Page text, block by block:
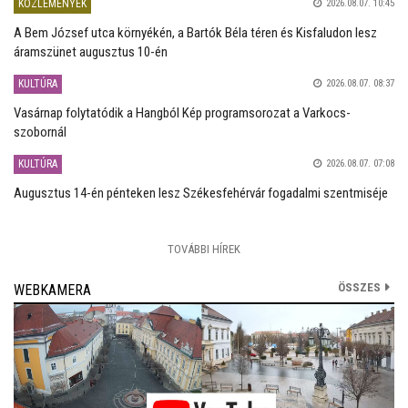
KÖZLEMÉNYEK 2026.08.07. 10:45
A Bem József utca környékén, a Bartók Béla téren és Kisfaludon lesz
áramszünet augusztus 10-én
KULTÚRA 2026.08.07. 08:37
Vasárnap folytatódik a Hangból Kép programsorozat a Varkocs-
szobornál
KULTÚRA 2026.08.07. 07:08
Augusztus 14-én pénteken lesz Székesfehérvár fogadalmi szentmiséje
TOVÁBBI HÍREK
WEBKAMERA ÖSSZES